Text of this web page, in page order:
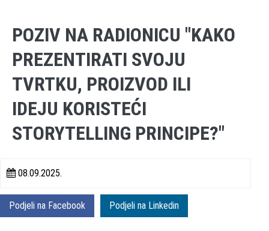
POZIV NA RADIONICU "KAKO
PREZENTIRATI SVOJU
TVRTKU, PROIZVOD ILI
IDEJU KORISTEĆI
STORYTELLING PRINCIPE?"
08.09.2025.
Podjeli na Facebook Podjeli na Linkedin